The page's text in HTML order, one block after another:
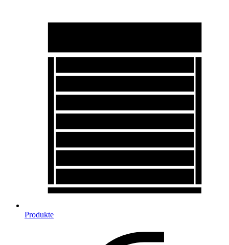
Produkte